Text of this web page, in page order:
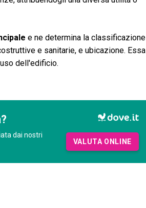
e ne determina la classificazione
e sanitarie, e ubicazione. Essa
dell'edificio.
dai nostri
VALUTA ONLINE